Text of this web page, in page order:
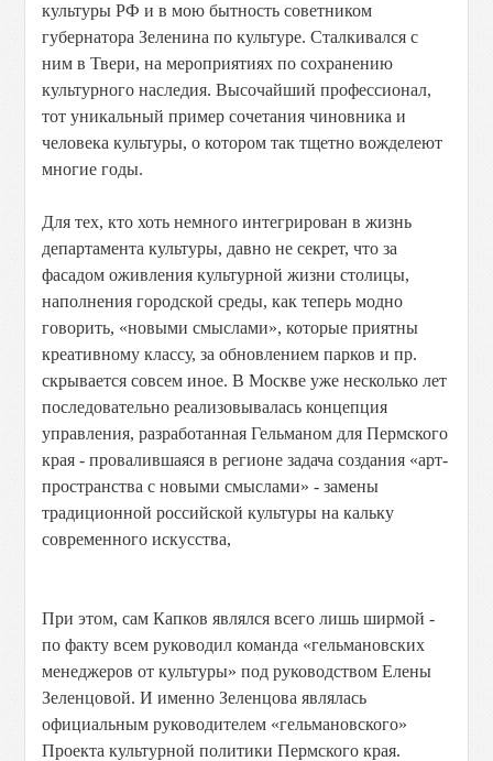
культуры РФ и в мою бытность советником
губернатора Зеленина по культуре. Сталкивался с
ним в Твери, на мероприятиях по сохранению
культурного наследия. Высочайший профессионал,
тот уникальный пример сочетания чиновника и
человека культуры, о котором так тщетно вожделеют
многие годы.
Для тех, кто хоть немного интегрирован в жизнь
департамента культуры, давно не секрет, что за
фасадом оживления культурной жизни столицы,
наполнения городской среды, как теперь модно
говорить, «новыми смыслами», которые приятны
креативному классу, за обновлением парков и пр.
скрывается совсем иное. В Москве уже несколько лет
последовательно реализовывалась концепция
управления, разработанная Гельманом для Пермского
края - провалившаяся в регионе задача создания «арт-
пространства с новыми смыслами» - замены
традиционной российской культуры на кальку
современного искусства,
При этом, сам Капков являлся всего лишь ширмой -
по факту всем руководил команда «гельмановских
менеджеров от культуры» под руководством Елены
Зеленцовой. И именно Зеленцова являлась
официальным руководителем «гельмановского»
Проекта культурной политики Пермского края.